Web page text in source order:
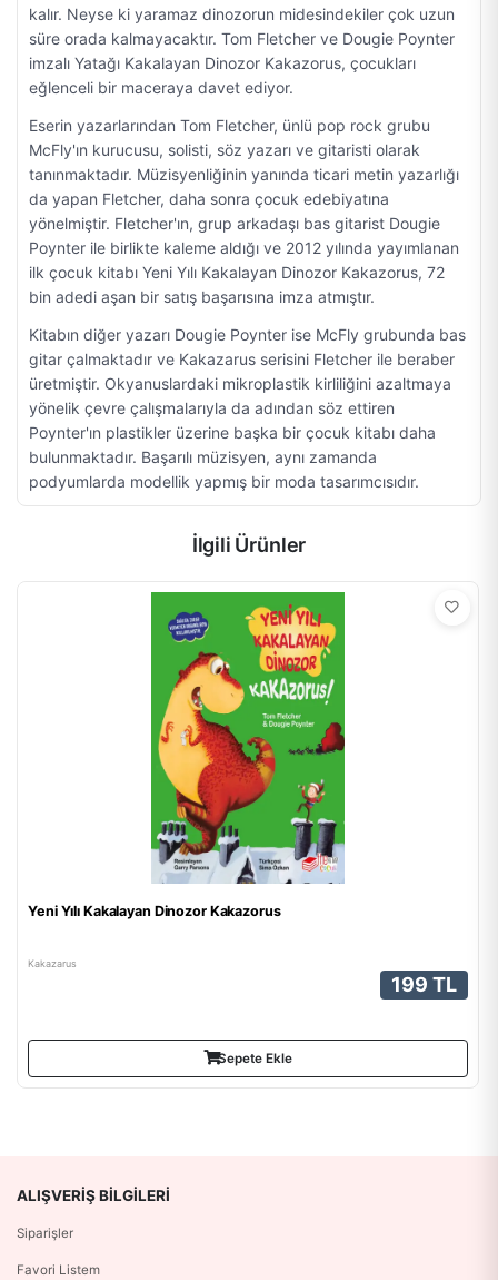
kalır. Neyse ki yaramaz dinozorun midesindekiler çok uzun
süre orada kalmayacaktır. Tom Fletcher ve Dougie Poynter
imzalı Yatağı Kakalayan Dinozor Kakazorus, çocukları
eğlenceli bir maceraya davet ediyor.
Eserin yazarlarından Tom Fletcher, ünlü pop rock grubu
McFly'ın kurucusu, solisti, söz yazarı ve gitaristi olarak
tanınmaktadır. Müzisyenliğinin yanında ticari metin yazarlığı
da yapan Fletcher, daha sonra çocuk edebiyatına
yönelmiştir. Fletcher'ın, grup arkadaşı bas gitarist Dougie
Poynter ile birlikte kaleme aldığı ve 2012 yılında yayımlanan
ilk çocuk kitabı Yeni Yılı Kakalayan Dinozor Kakazorus, 72
bin adedi aşan bir satış başarısına imza atmıştır.
Kitabın diğer yazarı Dougie Poynter ise McFly grubunda bas
gitar çalmaktadır ve Kakazarus serisini Fletcher ile beraber
üretmiştir. Okyanuslardaki mikroplastik kirliliğini azaltmaya
yönelik çevre çalışmalarıyla da adından söz ettiren
Poynter'ın plastikler üzerine başka bir çocuk kitabı daha
bulunmaktadır. Başarılı müzisyen, aynı zamanda
podyumlarda modellik yapmış bir moda tasarımcısıdır.
İlgili Ürünler
Yeni Yılı Kakalayan Dinozor Kakazorus
Kakazarus
199 TL
Sepete Ekle
ALIŞVERIŞ BILGILERI
Siparişler
Favori Listem